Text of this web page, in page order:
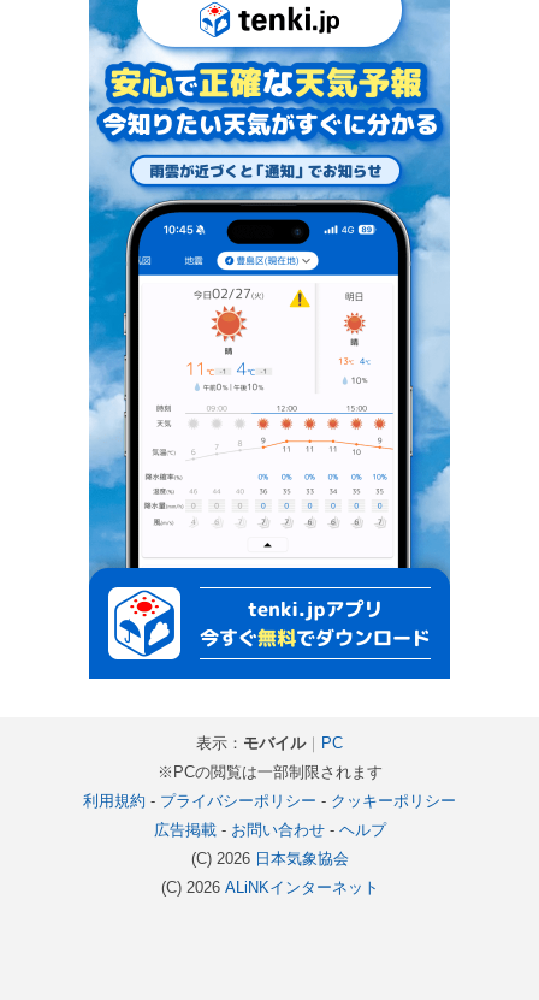
表示： モバイル｜
PC
※PCの閲覧は一部制限されます
利用規約 - プライバシーポリシー - クッキーポリシー
広告掲載- お問い合わせ- ヘルプ
(C) 2026 日本気象協会
(C) 2026 ALiNKインターネット